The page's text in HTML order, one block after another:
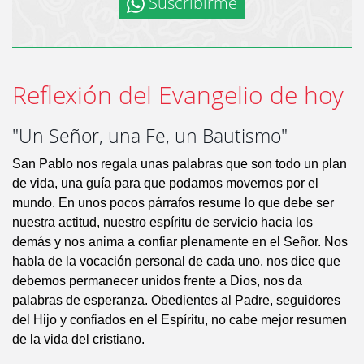
Reflexión del Evangelio de hoy
"Un Señor, una Fe, un Bautismo"
San Pablo nos regala unas palabras que son todo un plan
de vida, una guía para que podamos movernos por el
mundo. En unos pocos párrafos resume lo que debe ser
nuestra actitud, nuestro espíritu de servicio hacia los
demás y nos anima a confiar plenamente en el Señor. Nos
habla de la vocación personal de cada uno, nos dice que
debemos permanecer unidos frente a Dios, nos da
palabras de esperanza. Obedientes al Padre, seguidores
del Hijo y confiados en el Espíritu, no cabe mejor resumen
de la vida del cristiano.